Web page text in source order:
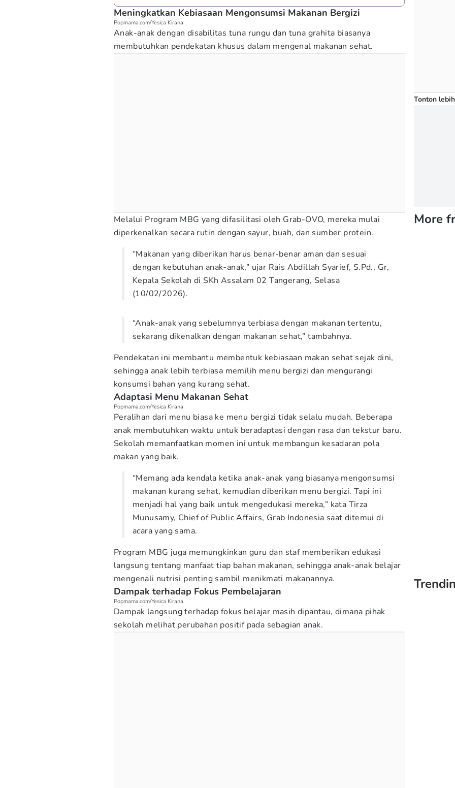
Meningkatkan Kebiasaan Mengonsumsi Makanan Bergizi
Popmama.com/Yesica Kirana
Anak-anak dengan disabilitas tuna rungu dan tuna grahita biasanya
membutuhkan pendekatan khusus dalam mengenal makanan sehat.
Melalui Program MBG yang difasilitasi oleh Grab-OVO, mereka mulai
diperkenalkan secara rutin dengan sayur, buah, dan sumber protein.
“Makanan yang diberikan harus benar-benar aman dan sesuai
dengan kebutuhan anak-anak,” ujar Rais Abdillah Syarief, S.Pd., Gr,
Kepala Sekolah di SKh Assalam 02 Tangerang, Selasa
(10/02/2026).
“Anak-anak yang sebelumnya terbiasa dengan makanan tertentu,
sekarang dikenalkan dengan makanan sehat,” tambahnya.
Pendekatan ini membantu membentuk kebiasaan makan sehat sejak dini,
sehingga anak lebih terbiasa memilih menu bergizi dan mengurangi
konsumsi bahan yang kurang sehat.
Adaptasi Menu Makanan Sehat
Popmama.com/Yesica Kirana
Peralihan dari menu biasa ke menu bergizi tidak selalu mudah. Beberapa
anak membutuhkan waktu untuk beradaptasi dengan rasa dan tekstur baru.
Sekolah memanfaatkan momen ini untuk membangun kesadaran pola
makan yang baik.
“Memang ada kendala ketika anak-anak yang biasanya mengonsumsi
makanan kurang sehat, kemudian diberikan menu bergizi. Tapi ini
menjadi hal yang baik untuk mengedukasi mereka,” kata Tirza
Munusamy, Chief of Public Affairs, Grab Indonesia saat ditemui di
acara yang sama.
Program MBG juga memungkinkan guru dan staf memberikan edukasi
langsung tentang manfaat tiap bahan makanan, sehingga anak-anak belajar
mengenali nutrisi penting sambil menikmati makanannya.
Dampak terhadap Fokus Pembelajaran
Popmama.com/Yesica Kirana
Dampak langsung terhadap fokus belajar masih dipantau, dimana pihak
sekolah melihat perubahan positif pada sebagian anak.
Tonton
More